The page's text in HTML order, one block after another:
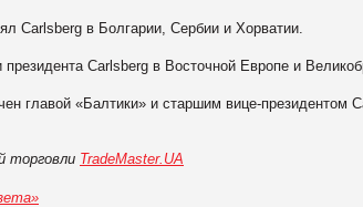
Carlsberg в Болгарии, Сербии и Хорватии.
Carlsberg в Восточной Европе и
главой «Балтики» и старшим вице-президентом
торговли TradeMaster.UA